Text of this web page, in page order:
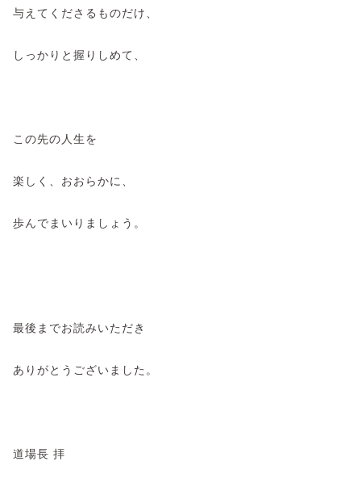
与えてくださるものだけ、
しっかりと握りしめて、
この先の人生を
楽しく、おおらかに、
歩んでまいりましょう。
最後までお読みいただき
ありがとうございました。
道場長 拝